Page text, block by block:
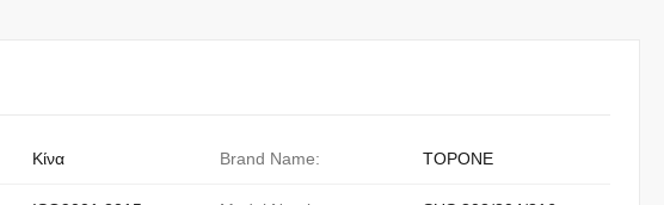
Κίνα Brand Name: TOPONE